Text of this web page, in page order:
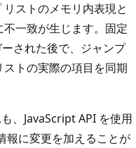
ストのメモリ内表現と
一致が生じます。固定
された後で、ジャンプ
トの実際の項目を同期
、JavaScript API を使用
報に変更を加えることが